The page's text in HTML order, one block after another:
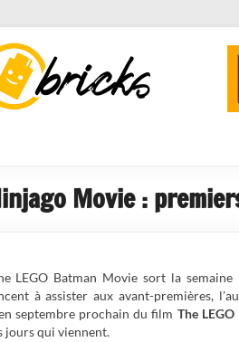
Movie :
LEGO Batman Movie sort la
à assister aux avant-premières,
septembre prochain du film The
jours qui viennent.